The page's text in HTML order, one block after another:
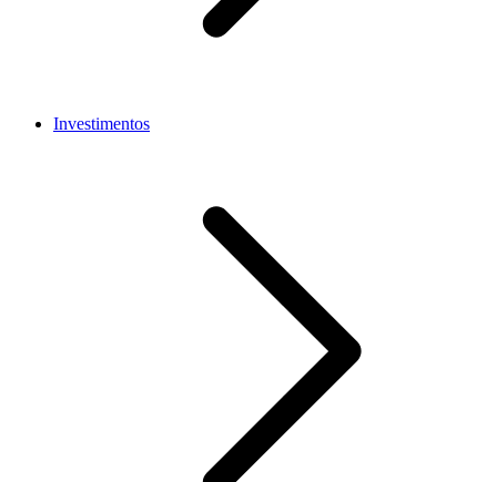
Investimentos